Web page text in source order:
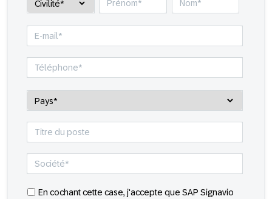
En cochant cette case, j'accepte que SAP Signavio